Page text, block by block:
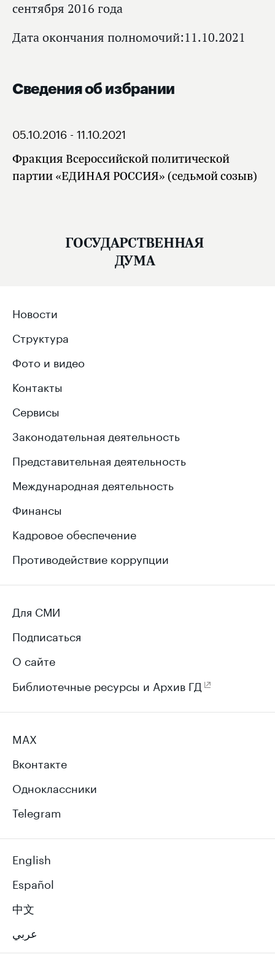
сентября 2016 года
Дата окончания полномочий:11.10.2021
Сведения об избрании
05.10.2016 - 11.10.2021
Фракция Всероссийской политической
партии «ЕДИНАЯ РОССИЯ» (седьмой созыв)
ГОСУДАРСТВЕННАЯ
ДУМА
Новости
Структура
Фото и видео
Контакты
Сервисы
Законодательная деятельность
Представительная деятельность
Международная деятельность
Финансы
Кадровое обеспечение
Противодействие коррупции
Для СМИ
Подписаться
О сайте
Библиотечные ресурсы и Архив ГД
MAX
Вконтакте
Одноклассники
Telegram
English
Español
中文
عربي